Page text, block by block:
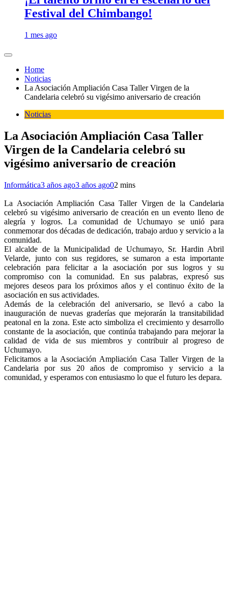
Festival del Chimbango!
1 mes ago
Home
Noticias
La Asociación Ampliación Casa Taller Virgen de la
Candelaria celebró su vigésimo aniversario de creación
Noticias
La Asociación Ampliación Casa Taller
Virgen de la Candelaria celebró su
vigésimo aniversario de creación
Informática3 años ago3 años ago02 mins
La Asociación Ampliación Casa Taller Virgen de la Candelaria
celebró su vigésimo aniversario de creación en un evento lleno de
alegría y logros. La comunidad de Uchumayo se unió para
conmemorar dos décadas de dedicación, trabajo arduo y servicio a la
comunidad.
El alcalde de la Municipalidad de Uchumayo, Sr. Hardin Abril
Velarde, junto con sus regidores, se sumaron a esta importante
celebración para felicitar a la asociación por sus logros y su
compromiso con la comunidad. En sus palabras, expresó sus
mejores deseos para los próximos años y el continuo éxito de la
asociación en sus actividades.
Además de la celebración del aniversario, se llevó a cabo la
inauguración de nuevas graderías que mejorarán la transitabilidad
peatonal en la zona. Este acto simboliza el crecimiento y desarrollo
constante de la asociación, que continúa trabajando para mejorar la
calidad de vida de sus miembros y contribuir al progreso de
Uchumayo.
Felicitamos a la Asociación Ampliación Casa Taller Virgen de la
Candelaria por sus 20 años de compromiso y servicio a la
comunidad, y esperamos con entusiasmo lo que el futuro les depara.